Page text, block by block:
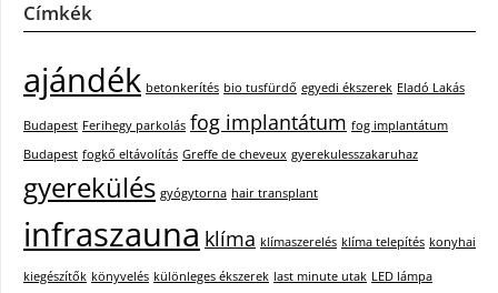
Címkék
ajándék betonkerítés bio tusfürdő egyedi ékszerek Eladó Lakás
Budapest Ferihegy parkolás fog implantátum fog implantátum
Budapest fogkő eltávolítás Greffe de cheveux gyerekulesszakaruhaz
gyerekülés gyógytorna hair transplant
infraszauna klíma klímaszerelés klíma telepítés konyhai
kiegészítők könyvelés különleges ékszerek last minute utak LED lámpa